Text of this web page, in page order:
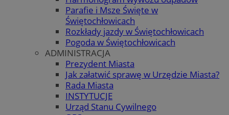
Parafie i Msze Święte w
Świętochłowicach
Rozkłady jazdy w Świętochłowicach
Pogoda w Świętochłowicach
ADMINISTRACJA
Prezydent Miasta
Jak załatwić sprawę w Urzędzie Miasta?
Rada Miasta
INSTYTUCJE
Urząd Stanu Cywilnego